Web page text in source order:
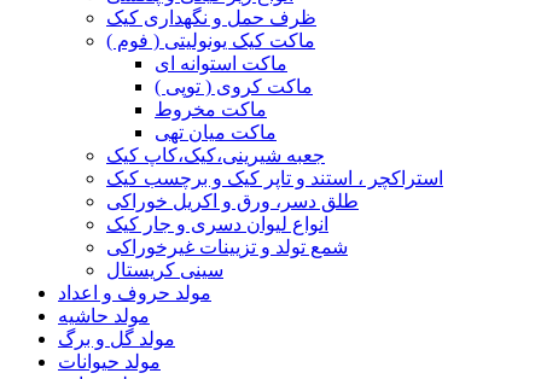
ظرف حمل و نگهداری کیک
ماکت کیک یونولیتی ( فوم )
ماکت استوانه ای
ماکت کروی ( توپی )
ماکت مخروط
ماکت میان تهی
جعبه شیرینی،کیک،کاپ کیک
استراکچر ، استند و تاپر کیک و برچسب کیک
طلق دسر، ورق و اکریل خوراکی
انواع لیوان دسری و جار کیک
شمع تولد و تزیینات غیرخوراکی
سینی کریستال
مولد حروف و اعداد
مولد حاشیه
مولد گل و برگ
مولد حیوانات